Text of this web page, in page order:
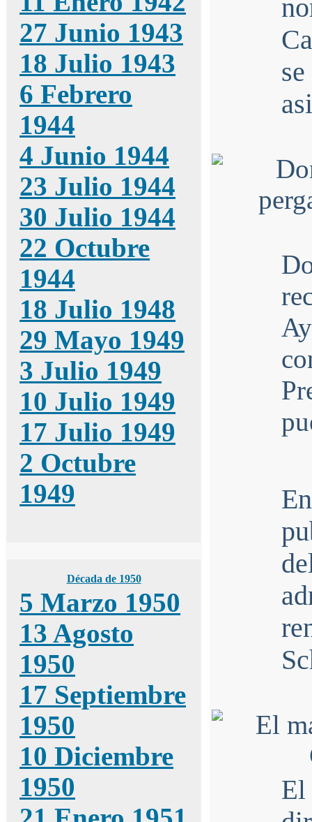
27 Junio 1943
18 Julio 1943
6 Febrero
1944
4 Junio 1944
23 Julio 1944
30 Julio 1944
22 Octubre
1944
18 Julio 1948
29 Mayo 1949
3 Julio 1949
10 Julio 1949
17 Julio 1949
2 Octubre
1949
Década de 1950
5 Marzo 1950
13 Agosto
1950
17 Septiembre
1950
10 Diciembre
1950